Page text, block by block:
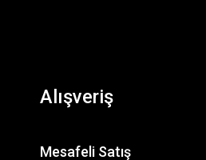
Alışveriş
Mesafeli Satış